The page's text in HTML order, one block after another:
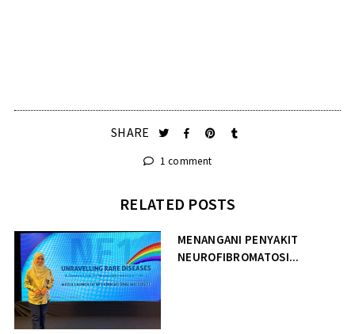
SHARE
1 comment
RELATED POSTS
MENANGANI PENYAKIT
NEUROFIBROMATOSI...